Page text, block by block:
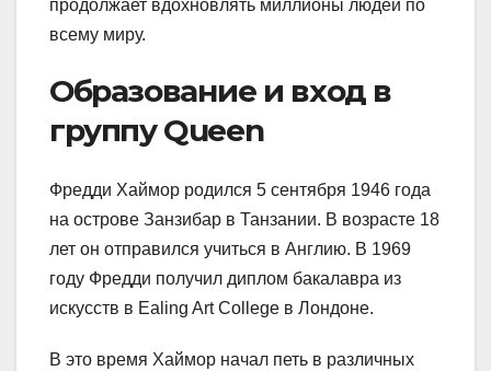
продолжает вдохновлять миллионы людей по
всему миру.
Образование и вход в
группу Queen
Фредди Хаймор родился 5 сентября 1946 года
на острове Занзибар в Танзании. В возрасте 18
лет он отправился учиться в Англию. В 1969
году Фредди получил диплом бакалавра из
искусств в Ealing Art College в Лондоне.
В это время Хаймор начал петь в различных